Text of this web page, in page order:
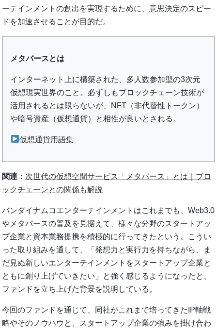
ーテインメントの創出を実現するために、意思決定のスピー
ドを加速させることが目的だ。
メタバースとは
インターネット上に構築された、多人数参加型の3次元
仮想現実世界のこと。必ずしもブロックチェーン技術が
活用されるとは限らないが、NFT（非代替性トークン）
や暗号資産（仮想通貨）と相性が良いとされる。
仮想通貨用語集
関連 ： 次世代の仮想空間サービス「メタバース」とは｜ブロ
ックチェーンとの関係も解説
バンダイナムコエンターテインメントはこれまでも、Web3.0
やメタバースの普及を見据えて、様々な分野のスタートアッ
プ企業と資本業務提携を積極的に行ってきたという。こうい
った取り組みを通して、「発想力と実行力を持ちながら、ま
だ見ぬ新しいエンターテインメントをスタートアップ企業と
ともに創り上げていきたい」と強く感じるようになったと、
ファンドを立ち上げた背景を説明している。
今回のファンドを通じて、同社がこれまで培ってきたIP軸戦
略やそのノウハウと、スタートアップ企業の強みを掛け合わ